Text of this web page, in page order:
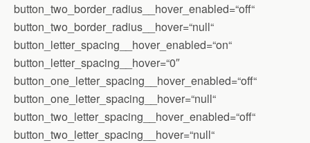
button_two_border_radius__hover_enabled=“off“
button_two_border_radius__hover=“null“
button_letter_spacing__hover_enabled=“on“
button_letter_spacing__hover=“0″
button_one_letter_spacing__hover_enabled=“off“
button_one_letter_spacing__hover=“null“
button_two_letter_spacing__hover_enabled=“off“
button_two_letter_spacing__hover=“null“